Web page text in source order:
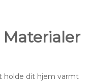
holde dit hjem varmt